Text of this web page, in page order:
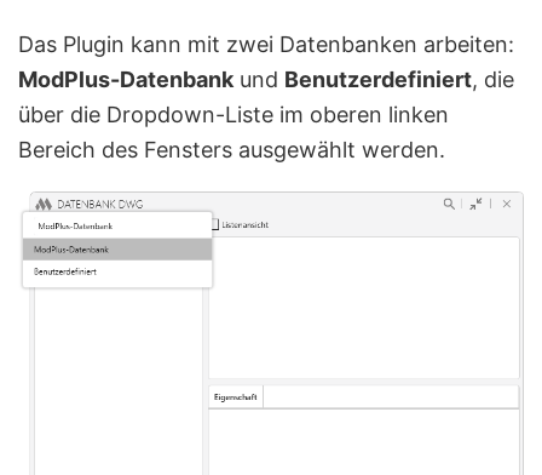
Das Plugin kann mit zwei Datenbanken arbeiten:
ModPlus-Datenbank und Benutzerdefiniert, die
über die Dropdown-Liste im oberen linken
Bereich des Fensters ausgewählt werden.